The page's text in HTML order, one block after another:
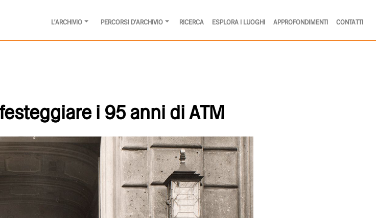
L'ARCHIVIO PERCORSI D'ARCHIVIO RICERCA ESPLORA I LUOGHI APPROFONDIMENTI CONTATTI
i 95 anni di ATM